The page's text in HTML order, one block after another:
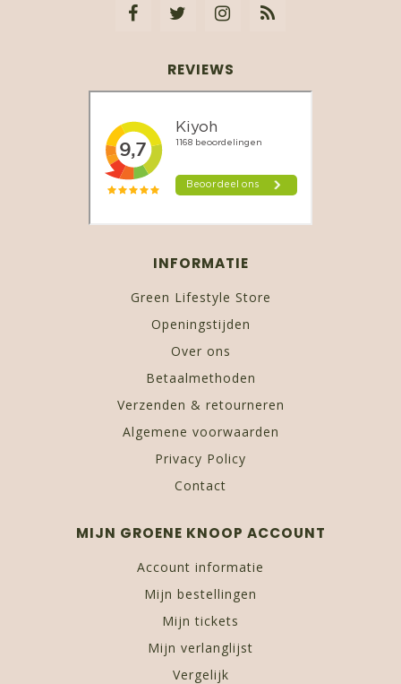
REVIEWS
INFORMATIE
Green Lifestyle Store
Openingstijden
Over ons
Betaalmethoden
Verzenden & retourneren
Algemene voorwaarden
Privacy Policy
Contact
MIJN GROENE KNOOP ACCOUNT
Account informatie
Mijn bestellingen
Mijn tickets
Mijn verlanglijst
Vergelijk